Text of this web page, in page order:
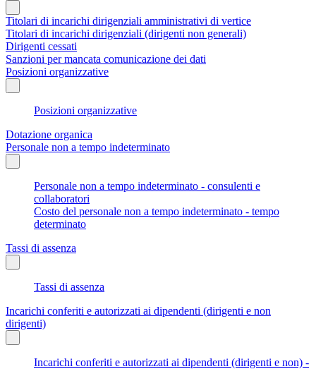
Titolari di incarichi dirigenziali amministrativi di vertice
Titolari di incarichi dirigenziali (dirigenti non generali)
Dirigenti cessati
Sanzioni per mancata comunicazione dei dati
Posizioni organizzative
Posizioni organizzative
Dotazione organica
Personale non a tempo indeterminato
Personale non a tempo indeterminato - consulenti e
collaboratori
Costo del personale non a tempo indeterminato - tempo
determinato
Tassi di assenza
Tassi di assenza
Incarichi conferiti e autorizzati ai dipendenti (dirigenti e non
dirigenti)
Incarichi conferiti e autorizzati ai dipendenti (dirigenti e non) -